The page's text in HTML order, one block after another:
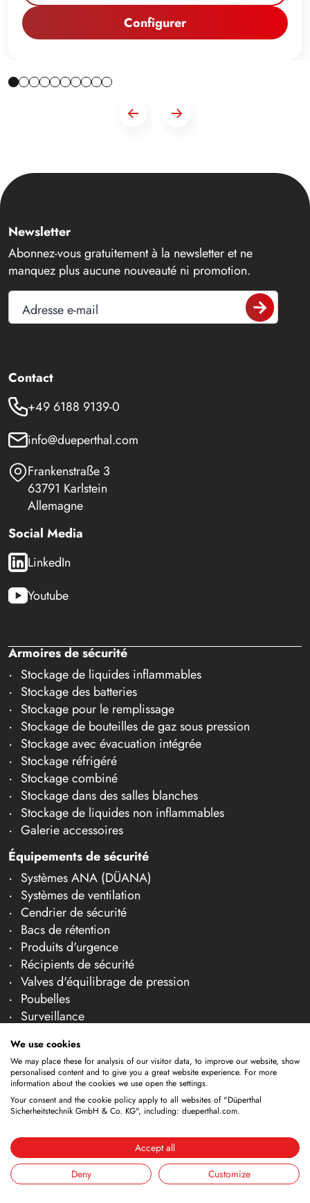
Configurer
Newsletter
Abonnez-vous gratuitement à la newsletter et ne
manquez plus aucune nouveauté ni promotion.
Adresse e-mail
Contact
+49 6188 9139-0
info@dueperthal.com
Frankenstraße 3
63791 Karlstein
Allemagne
Social Media
LinkedIn
Youtube
Armoires de sécurité
Stockage de liquides inflammables
Stockage des batteries
Stockage pour le remplissage
Stockage de bouteilles de gaz sous pression
Stockage avec évacuation intégrée
Stockage réfrigéré
Stockage combiné
Stockage dans des salles blanches
Stockage de liquides non inflammables
Galerie accessoires
Équipements de sécurité
Systèmes ANA (DÜANA)
Systèmes de ventilation
Cendrier de sécurité
Bacs de rétention
Produits d'urgence
Récipients de sécurité
Valves d'équilibrage de pression
Poubelles
Surveillance
Câbles de mise à la terre
Pompes
Entonnoirs
Bouteille de gaz en dehors
Récipients de nettoyage
Robinets
Conteneur de stockage
Cuves de nettoyage
We use cookies
We may place these for analysis of our visitor data, to improve our website, show
personalised content and to give you a great website experience. For more
information about the cookies we use open the settings.
Your consent and the cookie policy apply to all websites of "Düperthal
Sicherheitstechnik GmbH & Co. KG", including: dueperthal.com.
Accept all
Deny
Customize